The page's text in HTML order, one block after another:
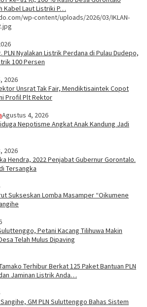
Kabel Laut Listriki P…
wp-content/uploads/2026/03/IKLAN-
PLN Nyalakan Listrik Perdana di Pulau Dudepo,
100 Persen
2026
Unsrat Tak Fair, Mendiktisaintek Copot
Profil Plt Rektor
Agustus 4, 2026
Nepotisme Angkat Anak Kandung Jadi
2026
Hendra, 2022 Penjabat Gubernur Gorontalo.
Tersangka
Sukseskan Lomba Masamper “Oikumene
Petani Kacang Tilihuwa Makin
Telah Mulus Dipaving
Terhibur Berkat 125 Paket Bantuan PLN
Jaminan Listrik Anda…
GM PLN Suluttenggo Bahas Sistem